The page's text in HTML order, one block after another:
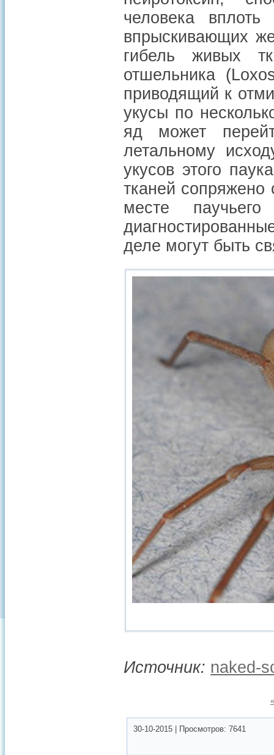
человека
впрыскивающих
гибель живых
отшельника
приводящий к
укусы по
яд может
летальному
укусов этого
тканей
месте
деле могут быть
Источник: naked-
30-10-2015 Просмотров: 7641